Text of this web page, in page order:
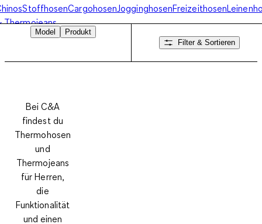
StoffhosenCargohosen JogginghosenFreizeithosen
Thermojeans
Model
Produkt
Filter & Sortieren
Bei C&A
findest du
Thermohosen
und
Thermojeans
für Herren,
die
Funktionalität
und einen